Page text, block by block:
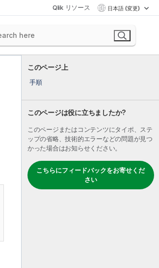
Qlik リソース 日本語 (変更)
このページ上
手順
このページは役に立ちましたか?
このページまたはコンテンツにタイポ、ステ
ップの省略、技術的エラーなどの問題が見つ
かった場合はお知らせください。
こちらにフィードバックをお寄せくだ
さい